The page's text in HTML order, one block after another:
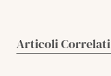
Articoli Correlati